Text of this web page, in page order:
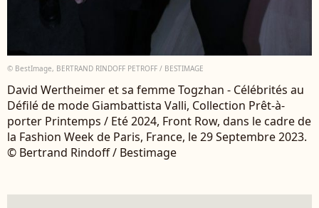
© BestImage, BERTRAND RINDOFF PETROFF / BESTIMAGE
David Wertheimer et sa femme Togzhan - Célébrités au
Défilé de mode Giambattista Valli, Collection Prêt-à-
porter Printemps / Eté 2024, Front Row, dans le cadre de
la Fashion Week de Paris, France, le 29 Septembre 2023.
© Bertrand Rindoff / Bestimage